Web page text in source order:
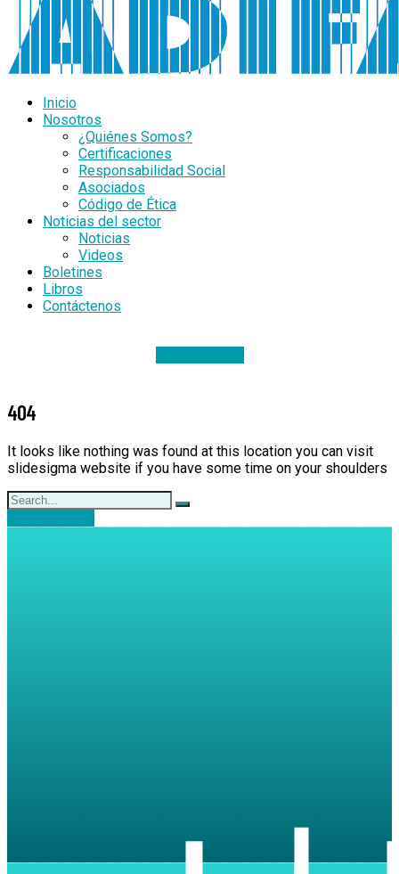
Inicio
Nosotros
¿Quiénes Somos?
Certificaciones
Responsabilidad Social
Asociados
Código de Ética
Noticias del sector
Noticias
Videos
Boletines
Libros
Contáctenos
404
It looks like nothing was found at this location you can visit
slidesigma website if you have some time on your shoulders